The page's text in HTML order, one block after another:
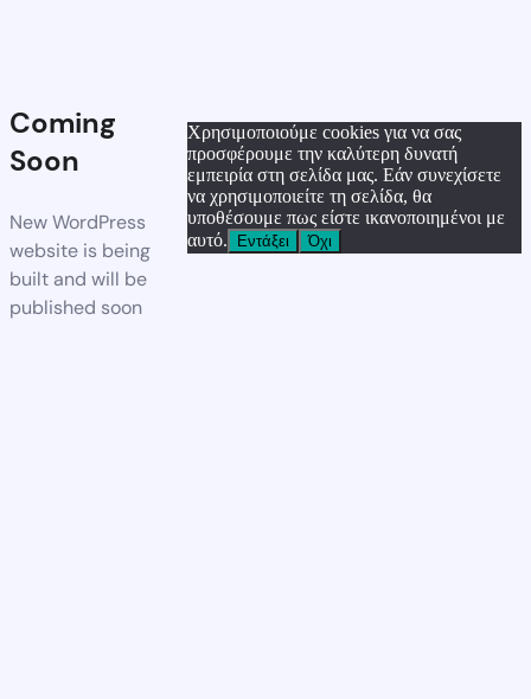
Coming
Soon
New WordPress
website is being
built and will be
published soon
Χρησιμοποιούμε cookies για να σας
προσφέρουμε την καλύτερη δυνατή
εμπειρία στη σελίδα μας. Εάν συνεχίσετε
να χρησιμοποιείτε τη σελίδα, θα
υποθέσουμε πως είστε ικανοποιημένοι με
αυτό.
Εντάξει Όχι